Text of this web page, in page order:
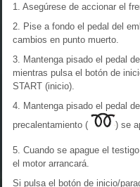
1. Asegúrese de accionar el
2. Pise a fondo el pedal del
cambios en punto muerto.
3. Mantenga pisado el pedal
mientras pulsa el botón de
START (inicio).
4. Mantenga pisado el pedal
precalentamiento (
) se
5. Cuando se apague el
el motor arrancará.
Si pulsa el botón de inicio/